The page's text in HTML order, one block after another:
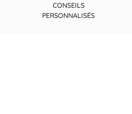
CONSEILS
PERSONNALISÉS